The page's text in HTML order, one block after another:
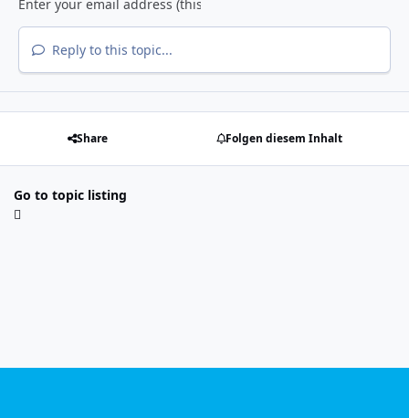
Reply to this topic...
Share Folgen diesem Inhalt
Go to topic listing